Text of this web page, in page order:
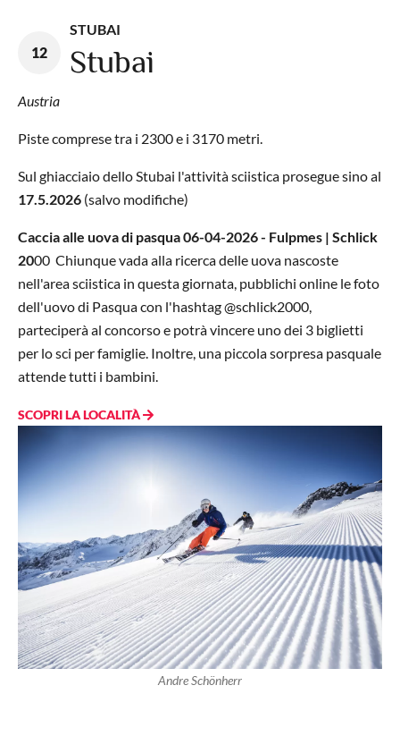
Andre Schönherr
12
STUBAI
Stubai
Austria
Piste comprese tra i 2300 e i 3170 metri.
Sul ghiacciaio dello Stubai l'attività sciistica prosegue sino al
17.5.2026 (salvo modifiche)
Caccia alle uova di pasqua 06-04-2026 - Fulpmes | Schlick
2000 Chiunque vada alla ricerca delle uova nascoste
nell'area sciistica in questa giornata, pubblichi online le foto
dell'uovo di Pasqua con l'hashtag @schlick2000,
parteciperà al concorso e potrà vincere uno dei 3 biglietti
per lo sci per famiglie. Inoltre, una piccola sorpresa pasquale
attende tutti i bambini.
SCOPRI LA LOCALITÀ